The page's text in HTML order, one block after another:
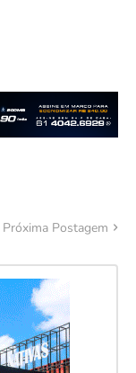
Próxima Postagem